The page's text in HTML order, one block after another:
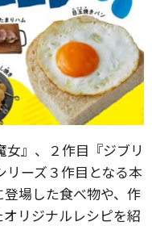
女』、２作目『ジブリ
リーズ３作目となる本
場した食べ物や、作
リジナルレシピを紹